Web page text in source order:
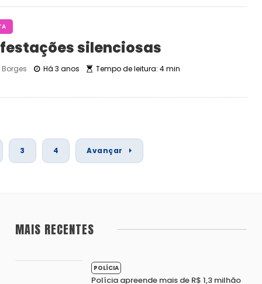
silenciosas
Há 3 anos Tempo de leitura: 4 min
3 4 Avançar
MAIS RECENTES
POLÍCIA
Polícia apreende mais de R$ 1,3 milhão